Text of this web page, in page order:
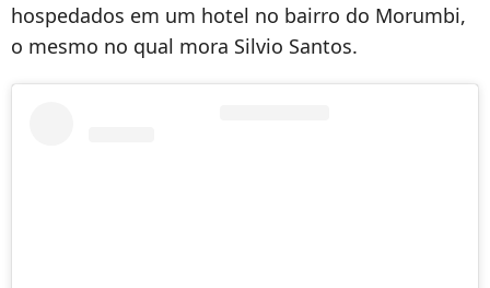
hospedados em um hotel no bairro do Morumbi,
o mesmo no qual mora Silvio Santos.